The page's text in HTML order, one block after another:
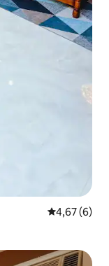
Prosječna
4,67 (6)